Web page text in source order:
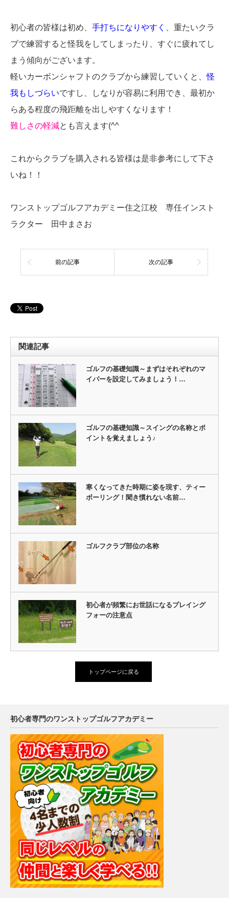
初心者の皆様は初め、 手打ちになりやすく
、重たいクラ
ブで練習すると怪我をしてしまったり、すぐに疲れてし
まう傾向がございます。
軽いカーボンシャフトのクラブから練習していくと、怪
我もしづらいですし、しなりが容易に利用でき、最初か
らある程度の飛距離を出しやすくなります！
難しさの軽減とも言えます(^^ゞ
これからクラブを購入される皆様は是非参考にして下さ
いね！！
ワンストップゴルフアカデミー住之江校 専任インスト
ラクター 田中まさお
前の記事 次の記事
関連記事
ゴルフの基礎知識～まずはそれぞれのマ
イパーを設定してみましょう！…
ゴルフの基礎知識～スイングの名称とポ
イントを覚えましょう♪
寒くなってきた時期に姿を現す、ティー
ボーリング！聞き慣れない名前…
ゴルフクラブ部位の名称
初心者が頻繁にお世話になるプレイング
フォーの注意点
トップページに戻る
初心者専門のワンストップゴルフアカデミー